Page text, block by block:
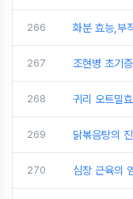
266 화분 효능,부
267 조현병 초기
268 귀리 오트밀
269 닭볶음탕의
270 심장 근육의